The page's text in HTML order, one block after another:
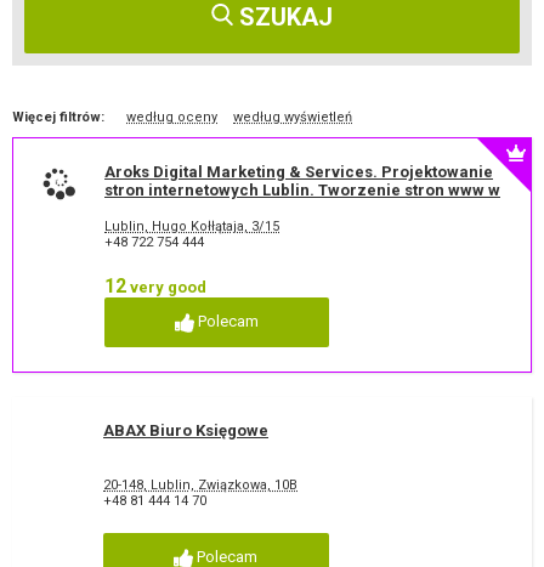
SZUKAJ
Więcej filtrów: według oceny według wyświetleń
Aroks Digital Marketing & Services. Projektowanie
stron internetowych Lublin. Tworzenie stron www w
internetowych na WordPress
Lublin, Hugo Kołłątaja, 3/15
+48 722 754 444
12 very good
Polecam
ABAX Biuro Księgowe
20-148, Lublin, Związkowa, 10B
+48 81 444 14 70
Polecam